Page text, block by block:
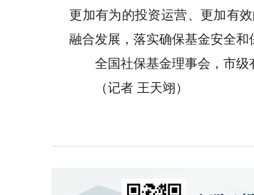
更加有为的投资运营、更加有
融合发展，落实确保基金安全和
全国社保基金理事会，市级
（记者 王天翊）